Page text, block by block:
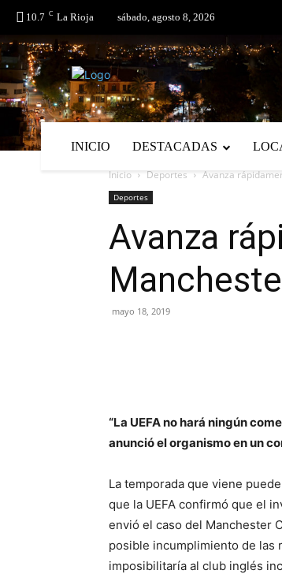
10.7 C La Rioja sábado, agosto 8, 2026
INICIO DESTACADAS
Inicio Deportes Avanza
Deportes
Avanza
mayo 18, 2019
“La UEFA no hará ningún
anunció el organismo en un
La temporada que viene
que la UEFA confirmó que el
envió el caso del Manchester
posible incumplimiento de las
imposibilitaría al club inglés